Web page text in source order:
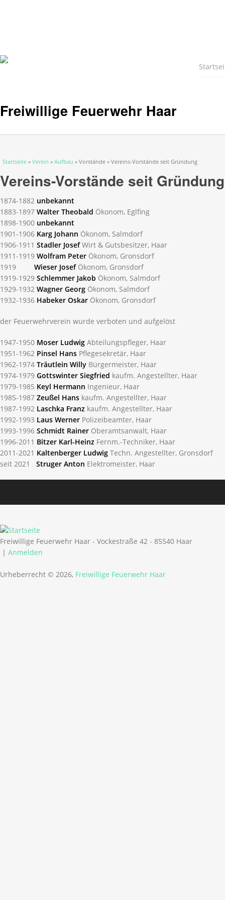
Freiwillige Feuerwehr Haar
Sie sind hier
Startseite » Verein » Aufbau » Vorstände » Vereins-Vorstände seit Gründung
Vereins-Vorstände seit Gründung
1874-1882 unbekannt
1883-1897 Walter Theobald Ökonom, Eglfing
1898-1900 unbekannt
1901-1906 Karg Johann Ökonom, Salmdorf
1906-1911 Stadler JosefWirt & Gutsbesitzer, Haar
1911-1919 Wolfram Peter Ökonom, Gronsdorf
1919 Wieser JosefÖkonom, Gronsdorf
1919-1929 Schlemmer Jakob Ökonom, Salmdorf
1929-1932 Wagner Georg Ökonom, Salmdorf
1932-1936 Habeker Oskar Ökonom, Gronsdorf
der Feuerwehrverein wurde verboten und aufgelöst
1947-1950 Moser Ludwig Abteilungspfleger, Haar
1951-1962 Pinsel Hans Pflegesekretär, Haar
1962-1974 Träutlein Willy Bürgermeister, Haar
1974-1979 Gottswinter Siegfried kaufm. Angestellter, Haar
1979-1985 Keyl Hermann Ingenieur, Haar
1985-1987 Zeußel Hans kaufm. Angestellter, Haar
1987-1992 Laschka Franz kaufm. Angestellter, Haar
1992-1993 Laus Werner Polizeibeamter, Haar
1993-1996 Schmidt Rainer Oberamtsanwalt, Haar
1996-2011 Bitzer Karl-Heinz Fernm.-Techniker, Haar
2011-2021 Kaltenberger Ludwig Techn. Angestellter, Gronsdorf
seit 2021 Struger Anton Elektromeister, Haar
Freiwillige Feuerwehr Haar - Vockestraße 42 - 85540 Haar
| Anmelden
Urheberrecht © 2026, Freiwillige Feuerwehr Haar